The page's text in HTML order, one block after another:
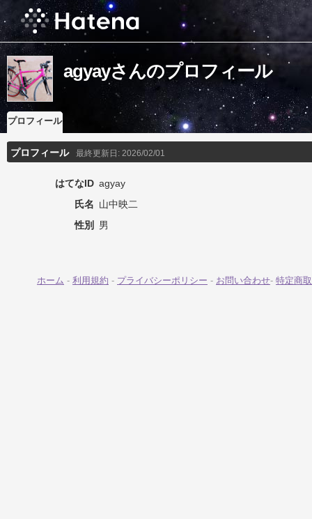
agyayさんのプロフィール
プロフィール
プロフィール 最終更新日: 2026/02/01
はてなID agyay
氏名 山中映二
性別
男
ホーム - 利用規約 - プライバシーポリシー - お問い合わせ- 特定商